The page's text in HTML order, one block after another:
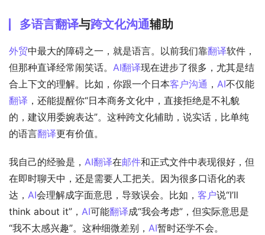
多语言翻译与跨文化沟通辅助
外贸中最大的障碍之一，就是语言。以前我们靠翻译软件，
但那种直译经常闹笑话。 AI翻译现在进步了很多，尤其是结
合上下文的理解。比如，你跟一个日本客户沟通 ， AI不仅能
翻译 ，还能提醒你“日本商务文化中，直接拒绝是不礼貌
的，建议用委婉表达”。这种跨文化辅助，说实话，比单纯
的语言翻译更有价值。
我自己的经验是， AI翻译在邮件和正式文件中表现很好，但
在即时聊天中，还是需要人工把关。因为很多口语化的表
达， AI会理解成字面意思，导致误会。比如， 客户说“I’ll
think about it”， AI可能翻译成“我会考虑”，但实际意思是
“我不太感兴趣”。这种细微差别， AI暂时还学不会。